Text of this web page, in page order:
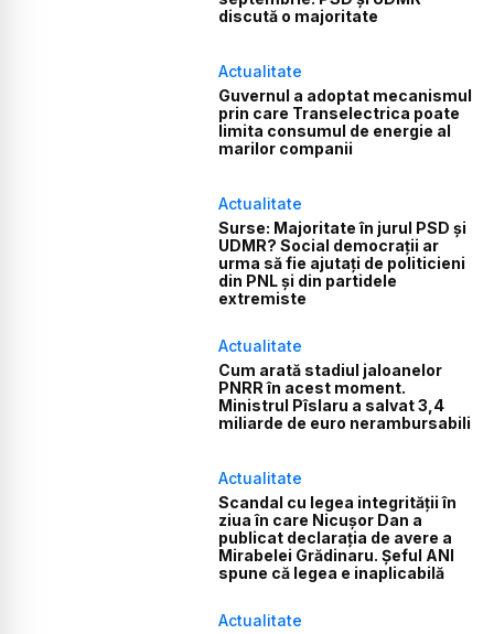
discută o majoritate
Actualitate
Guvernul a adoptat mecanismul
prin care Transelectrica poate
limita consumul de energie al
marilor companii
Actualitate
Surse: Majoritate în jurul PSD și
UDMR? Social democrații ar
urma să fie ajutați de politicieni
din PNL și din partidele
extremiste
Actualitate
Cum arată stadiul jaloanelor
PNRR în acest moment.
Ministrul Pîslaru a salvat 3,4
miliarde de euro nerambursabili
Actualitate
Scandal cu legea integrității în
ziua în care Nicușor Dan a
publicat declarația de avere a
Mirabelei Grădinaru. Șeful ANI
spune că legea e inaplicabilă
Actualitate